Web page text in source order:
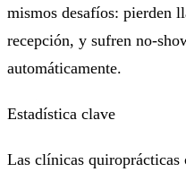
mismos desafíos: pierden
recepción, y sufren no-
automáticamente.
Estadística clave
Las clínicas